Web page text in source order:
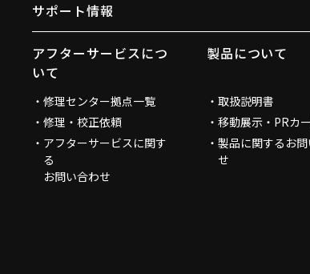
サポート情報
アフターサービスにつ
いて
修理センター拠点一覧
修理・校正依頼
アフターサービスに関す
る
お問い合わせ
製品について
取扱説明書
移動展示・PRカ
製品に関するお
せ